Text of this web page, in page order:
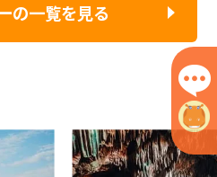
の一覧を見る